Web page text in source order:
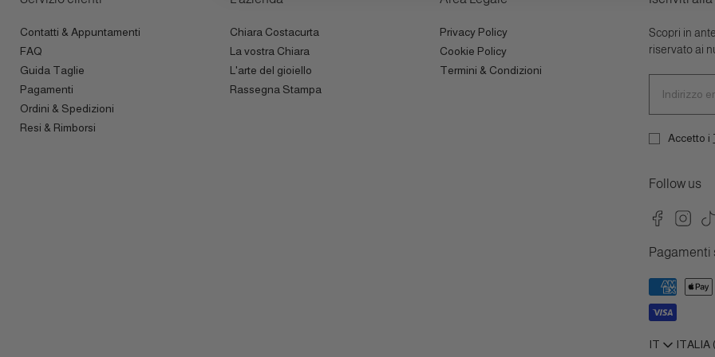
Contatti & Appuntamenti
FAQ
Guida Taglie
Pagamenti
Ordini & Spedizioni
Resi & Rimborsi
Chiara Costacurta
La vostra Chiara
L'arte del gioiello
Rassegna Stampa
Privacy Policy
Cookie Policy
Termini & Condizioni
Scopri in
riservato ai
email
Accetto i
Follow us
Facebook
Pagamenti
IT ITALIA